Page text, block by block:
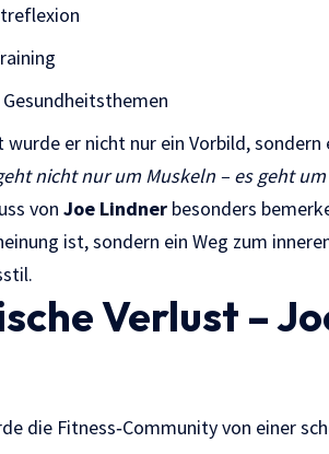
wurde er nicht nur ein Vorbild, sondern
nicht nur um Muskeln – es geht
von Joe Lindner besonders
ist, sondern ein Weg zum
Verlust –
die Fitness‑Community von einer